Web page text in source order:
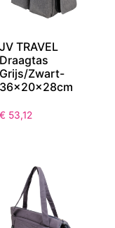
JV TRAVEL
Draagtas
Grijs/Zwart-
36x20x28cm
€ 53,12